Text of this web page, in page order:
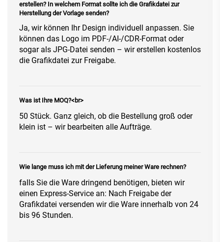
erstellen? In welchem Format sollte ich die Grafikdatei zur
Herstellung der Vorlage senden?
Ja, wir können Ihr Design individuell anpassen. Sie
können das Logo im PDF-/AI-/CDR-Format oder
sogar als JPG-Datei senden – wir erstellen kostenlos
die Grafikdatei zur Freigabe.
Was ist Ihre MOQ?<br>
50 Stück. Ganz gleich, ob die Bestellung groß oder
klein ist – wir bearbeiten alle Aufträge.
Wie lange muss ich mit der Lieferung meiner Ware rechnen?
falls Sie die Ware dringend benötigen, bieten wir
einen Express-Service an: Nach Freigabe der
Grafikdatei versenden wir die Ware innerhalb von 24
bis 96 Stunden.